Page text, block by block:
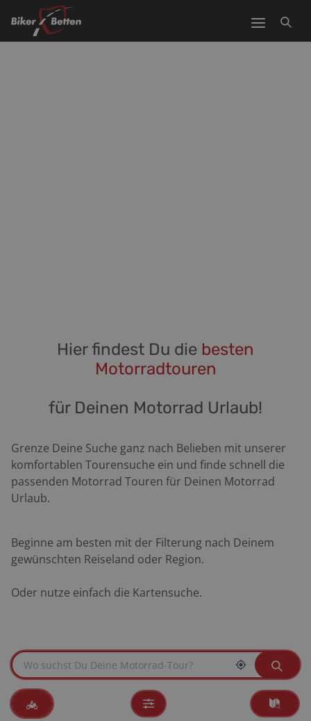
Hier findest Du die besten
Motorradtouren
für Deinen Motorrad Urlaub!
Grenze Deine Suche ganz nach Belieben mit unserer
komfortablen Tourensuche ein und finde schnell die
passenden Motorrad Touren für Deinen Motorrad
Urlaub.
Beginne am besten mit der Filterung nach Deinem
gewünschten Reiseland oder Region.
Oder nutze einfach die Kartensuche.